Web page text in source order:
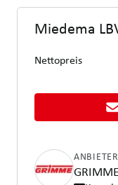
Miedema
Nettopreis
ANBIETER